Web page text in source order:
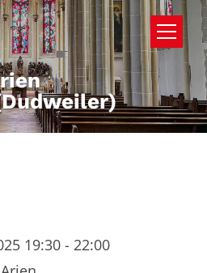
19:30 - 22:00